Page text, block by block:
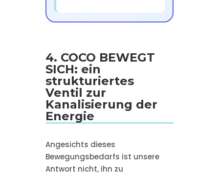
4. COCO BEWEGT
SICH: ein
strukturiertes
Ventil zur
Kanalisierung der
Energie
Angesichts dieses
Bewegungsbedarfs ist unsere
Antwort nicht, ihn zu